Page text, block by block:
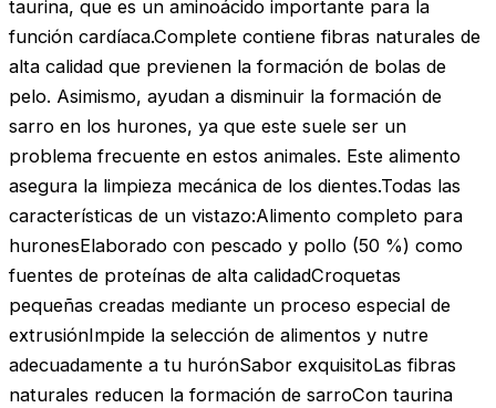
taurina, que es un aminoácido importante para la
función cardíaca.Complete contiene fibras naturales de
alta calidad que previenen la formación de bolas de
pelo. Asimismo, ayudan a disminuir la formación de
sarro en los hurones, ya que este suele ser un
problema frecuente en estos animales. Este alimento
asegura la limpieza mecánica de los dientes.Todas las
características de un vistazo:Alimento completo para
huronesElaborado con pescado y pollo (50 %) como
fuentes de proteínas de alta calidadCroquetas
pequeñas creadas mediante un proceso especial de
extrusiónImpide la selección de alimentos y nutre
adecuadamente a tu hurónSabor exquisitoLas fibras
naturales reducen la formación de sarroCon taurina